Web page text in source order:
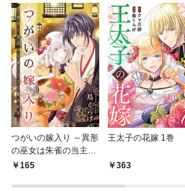
つがいの嫁入り ～異形
の巫女は朱雀の当主に
愛される～ 1
165
王太子の花嫁 1巻
363